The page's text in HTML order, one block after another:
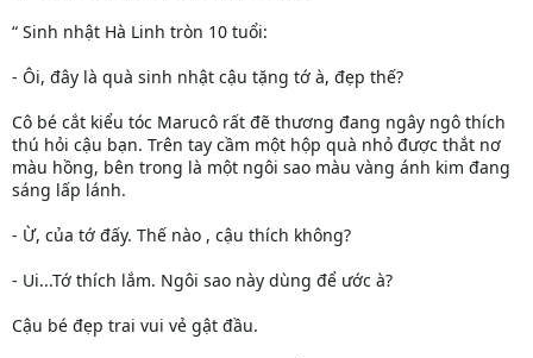
“ Sinh nhật Hà Linh tròn 10 tuổi:
- Ôi, đây là quà sinh nhật cậu tặng tớ à, đẹp thế?
Cô bé cắt kiểu tóc Marucô rất đẽ thương đang ngây ngô thích
thú hỏi cậu bạn. Trên tay cầm một hộp quà nhỏ được thắt nơ
màu hồng, bên trong là một ngôi sao màu vàng ánh kim đang
sáng lấp lánh.
- Ừ, của tớ đấy. Thế nào , cậu thích không?
- Ui...Tớ thích lắm. Ngôi sao này dùng để ước à?
Cậu bé đẹp trai vui vẻ gật đầu.